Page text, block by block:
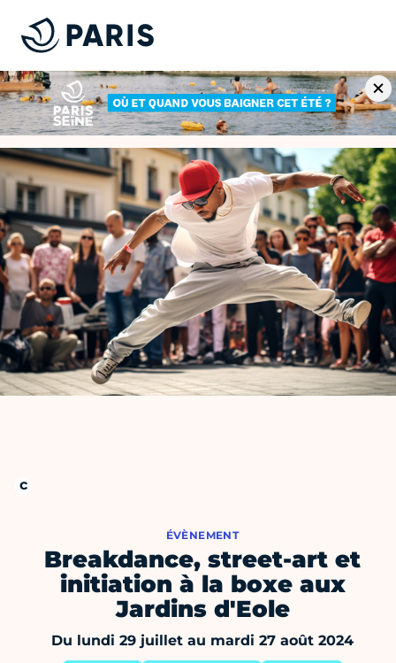
ÉVÈNEMENT
Breakdance, street-art et
initiation à la boxe aux
Jardins d'Eole
Du lundi 29 juillet au mardi 27 août 2024